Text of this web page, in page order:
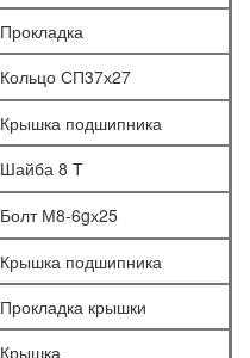
Прокладка
Кольцо СП37х27
Крышка подшипника
Шайба 8 Т
Болт М8-6gх25
Крышка подшипника
Прокладка крышки
Крышка